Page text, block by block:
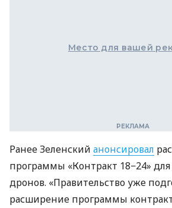
Место для вашей
Ранее Зеленский анонсировал
программы «Контракт 18−24»
дронов. «Правительство уже
расширение программы